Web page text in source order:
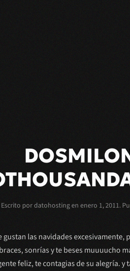
Escrito pordatohostingen enero 1, 2011.
gustan las navidades
sonrías y te beses muuuucho
feliz, te contagias de su alegría.